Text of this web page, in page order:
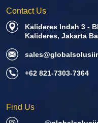
Contact Us
Kalideres Indah 3 -
Kalideres, Jakarta
+62 821-7303-7364
Find Us